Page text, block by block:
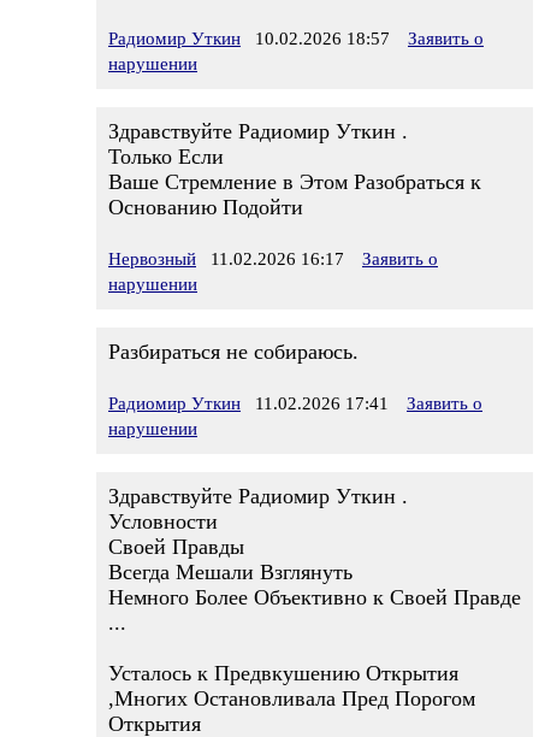
Радиомир Уткин 10.02.2026 18:57
Заявить о
нарушении
Здравствуйте Радиомир Уткин .
Только Если
Ваше Стремление в Этом Разобраться к
Основанию Подойти
Нервозный 11.02.2026 16:17
Заявить о
нарушении
Разбираться не собираюсь.
Радиомир Уткин 11.02.2026 17:41
Заявить о
нарушении
Здравствуйте Радиомир Уткин .
Условности
Своей Правды
Всегда Мешали Взглянуть
Немного Более Объективно к Своей Правде
...
Усталось к Предвкушению Открытия
,Многих Остановливала Пред Порогом
Открытия